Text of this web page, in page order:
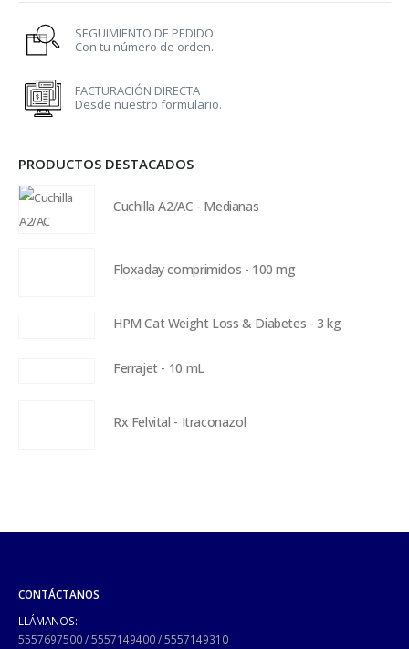
SEGUIMIENTO DE PEDIDO
Con tu número de orden.
FACTURACIÓN DIRECTA
Desde nuestro formulario.
PRODUCTOS DESTACADOS
Cuchilla A2/AC - Medianas
Floxaday comprimidos - 100 mg
HPM Cat Weight Loss & Diabetes - 3 kg
Ferrajet - 10 mL
Rx Felvital - Itraconazol
CONTÁCTANOS
LLÁMANOS:
5557697500/5557149400/5557149310